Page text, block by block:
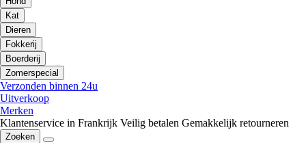
Kat
Dieren
Fokkerij
Boerderij
Zomerspecial
Verzonden binnen 24u
Uitverkoop
Merken
Klantenservice in Frankrijk Veilig betalen Gemakkelijk retourneren
Zoeken